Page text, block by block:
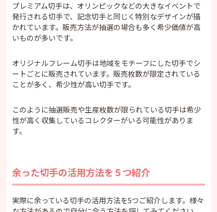
プレミアム切手は、オリンピックなどの大きなイベントで
発行される切手で、記念切手と同じく特別なデザインが描
かれています。販売方法が抽選の場合も多く希少価値が高
いものが多いです。
オリジナルフレーム切手は地域をモチーフにした切手でシ
ートごとに販売されています。販売枚数が限定されている
ことが多く、希少性が高い切手です。
このように抽選販売や生産枚数が限られている切手は希少
性が高く収集しているコレクターがいる可能性がありま
す。
余った切手の活用方法を５つ紹介
実際に余っている切手の活用方法を5つご紹介します。様々